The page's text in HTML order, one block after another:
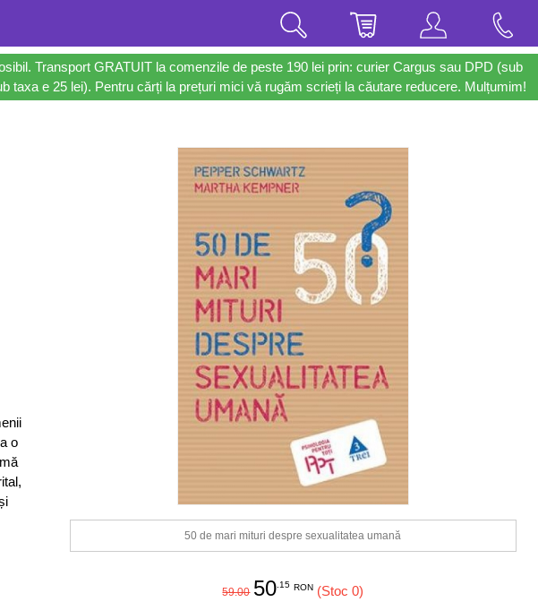
Transport GRATUIT la comenzile de peste 190 lei prin: curier Cargus sau DPD (sub
e 25 lei). Pentru cărți la prețuri mici vă rugăm scrieți la căutare reducere. Mulțumim!
o
50 de mari mituri despre sexualitatea umană
59.00 50 .15 RON (Stoc 0)